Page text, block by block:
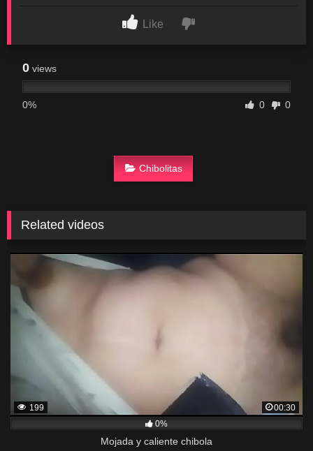
Like
0 views
0% 0 0
Chibolitas
Related videos
199
00:30
0%
Mojada y caliente chibola